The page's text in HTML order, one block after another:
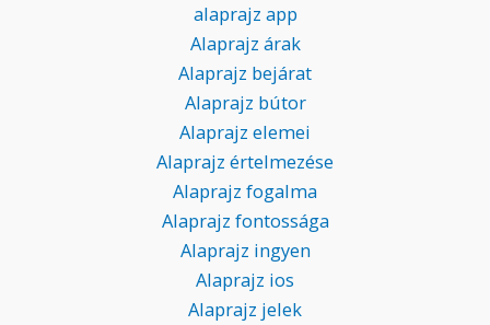
alaprajz app
Alaprajz árak
Alaprajz bejárat
Alaprajz bútor
Alaprajz elemei
Alaprajz értelmezése
Alaprajz fogalma
Alaprajz fontossága
Alaprajz ingyen
Alaprajz ios
Alaprajz jelek